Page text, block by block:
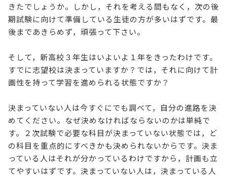
きたでしょうか。しかし，それを考える間もなく，次の後
期試験に向けて準備している生徒の方が多いはずです。最
後まであきらめず，頑張って下さい。
そして，新高校３年生はいよいよ１年をきったわけです。
すでに志望校は決まっていますか？では，それに向けて計
画性を持って学習を進められる状態ですか？
決まっていない人は今すぐにでも調べて，自分の進路を決
めてください。なぜ決めなければならないのかは単純で
す。２次試験で必要な科目が決まっていない状態では，ど
の科目を重点的にすべきかも決められないからです。決ま
っている人はそれが分かっているわけですから，計画も立
てやすいはずです。決まっていない人は，決まっている人